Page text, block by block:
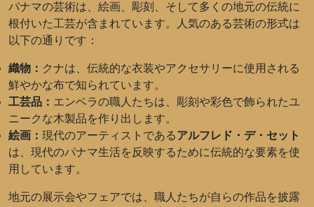
パナマの芸術は、絵画、彫刻、そして多くの地元の伝統に
根付いた工芸が含まれています。人気のある芸術の形式は
以下の通りです：
織物： クナは、伝統的な衣装やアクセサリーに使用される
鮮やかな布で知られています。
工芸品： エンベラの職人たちは、彫刻や彩色で飾られたユ
ニークな木製品を作り出します。
絵画： 現代のアーティストであるアルフレド・デ・セット
は、現代のパナマ生活を反映するために伝統的な要素を使
用しています。
地元の展示会やフェアでは、職人たちが自らの作品を披露